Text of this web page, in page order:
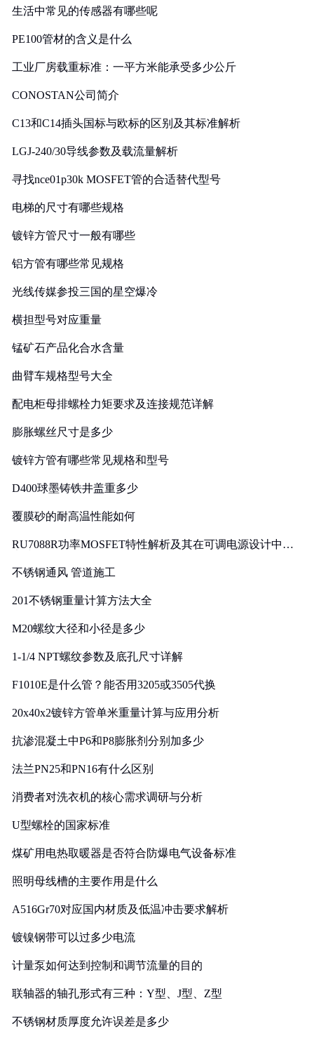
生活中常见的传感器有哪些呢
PE100管材的含义是什么
工业厂房载重标准：一平方米能承受多少公斤
CONOSTAN公司简介
C13和C14插头国标与欧标的区别及其标准解析
LGJ-240/30导线参数及载流量解析
寻找nce01p30k MOSFET管的合适替代型号
电梯的尺寸有哪些规格
镀锌方管尺寸一般有哪些
铝方管有哪些常见规格
光线传媒参投三国的星空爆冷
横担型号对应重量
锰矿石产品化合水含量
曲臂车规格型号大全
配电柜母排螺栓力矩要求及连接规范详解
膨胀螺丝尺寸是多少
镀锌方管有哪些常见规格和型号
D400球墨铸铁井盖重多少
覆膜砂的耐高温性能如何
RU7088R功率MOSFET特性解析及其在可调电源设计中的
不锈钢通风 管道施工
201不锈钢重量计算方法大全
M20螺纹大径和小径是多少
1-1/4 NPT螺纹参数及底孔尺寸详解
F1010E是什么管？能否用3205或3505代换
20x40x2镀锌方管单米重量计算与应用分析
抗渗混凝土中P6和P8膨胀剂分别加多少
法兰PN25和PN16有什么区别
消费者对洗衣机的核心需求调研与分析
U型螺栓的国家标准
煤矿用电热取暖器是否符合防爆电气设备标准
照明母线槽的主要作用是什么
A516Gr70对应国内材质及低温冲击要求解析
镀镍钢带可以过多少电流
计量泵如何达到控制和调节流量的目的
联轴器的轴孔形式有三种：Y型、J型、Z型
不锈钢材质厚度允许误差是多少